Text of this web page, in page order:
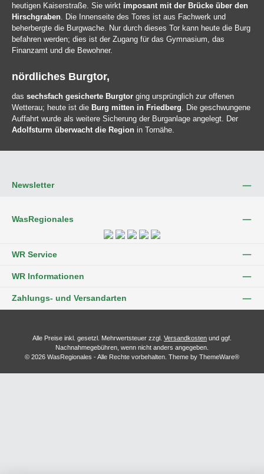
heutigen Kaiserstraße. Sie wirkt imposant mit der Brücke über den
Hirschgraben . Die Innenseite des Tores ist aus Fachwerk und
beherbergte die Burgwache. Nur durch dieses Tor kann heute die Burg
befahren werden; dies ist der Zugang für das Gymnasium, das
Finanzamt und die Bewohner.
nördliches Burgtor,
das sechsfach gesicherte Burgtor ging ursprünglich zur offenen
Wetterau; heute ist die Burg mitten in Friedberg. Die geschwungene
Auffahrt wurde als weitere Sicherung der Burganlage angelegt. Der
Adolfsturm überwacht die Region in Tornähe.
Newsletter
WasRegionales
WR Service
WR Informationen
Zahlungs- und Versandarten
Alle Preise inkl. gesetzl. Mehrwertsteuer zzgl. Versandkosten und ggf.
Nachnahmegebühren, wenn nicht anders angegeben.
© 2026 WasRegionales - Alle Rechte vorbehalten. Theme by ThemeWare®